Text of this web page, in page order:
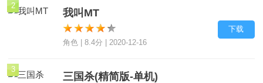
2
我叫MT
角色 | 8.4分 | 2020-12-16
下载
3
三国杀(精简版-单机)